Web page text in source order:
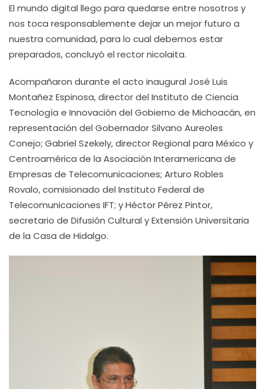
El mundo digital llego para quedarse entre nosotros y
nos toca responsablemente dejar un mejor futuro a
nuestra comunidad, para lo cual debemos estar
preparados, concluyó el rector nicolaita.
Acompañaron durante el acto inaugural José Luis
Montañez Espinosa, director del Instituto de Ciencia
Tecnología e Innovación del Gobierno de Michoacán, en
representación del Gobernador Silvano Aureoles
Conejo; Gabriel Szekely, director Regional para México y
Centroamérica de la Asociación Interamericana de
Empresas de Telecomunicaciones; Arturo Robles
Rovalo, comisionado del Instituto Federal de
Telecomunicaciones IFT; y Héctor Pérez Pintor,
secretario de Difusión Cultural y Extensión Universitaria
de la Casa de Hidalgo.